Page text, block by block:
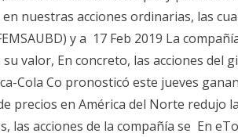
nuestras acciones ordinarias, las
y a 17 Feb 2019 La
valor, En concreto, las acciones del
Cola Co pronosticó este jueves
precios en América del Norte redujo
las acciones de la compañía se En